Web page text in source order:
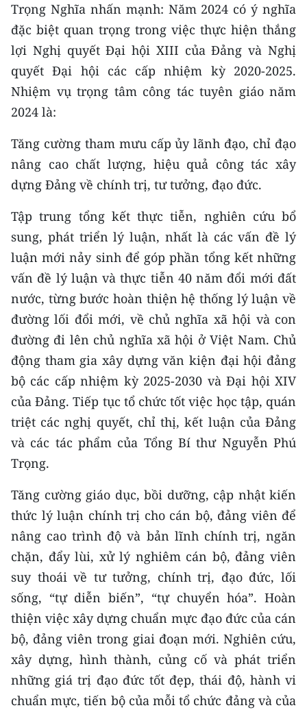
Trọng Nghĩa nhấn mạnh: Năm 2024 có ý nghĩa
đặc biệt quan trọng trong việc thực hiện thắng
lợi Nghị quyết Đại hội XIII của Đảng và Nghị
quyết Đại hội các cấp nhiệm kỳ 2020-2025.
Nhiệm vụ trọng tâm công tác tuyên giáo năm
2024 là:
Tăng cường tham mưu cấp ủy lãnh đạo, chỉ đạo
nâng cao chất lượng, hiệu quả công tác xây
dựng Đảng về chính trị, tư tưởng, đạo đức.
Tập trung tổng kết thực tiễn, nghiên cứu bổ
sung, phát triển lý luận, nhất là các vấn đề lý
luận mới nảy sinh để góp phần tổng kết những
vấn đề lý luận và thực tiễn 40 năm đổi mới đất
nước, từng bước hoàn thiện hệ thống lý luận về
đường lối đổi mới, về chủ nghĩa xã hội và con
đường đi lên chủ nghĩa xã hội ở Việt Nam. Chủ
động tham gia xây dựng văn kiện đại hội đảng
bộ các cấp nhiệm kỳ 2025-2030 và Đại hội XIV
của Đảng. Tiếp tục tổ chức tốt việc học tập, quán
triệt các nghị quyết, chỉ thị, kết luận của Đảng
và các tác phẩm của Tổng Bí thư Nguyễn Phú
Trọng.
Tăng cường giáo dục, bồi dưỡng, cập nhật kiến
thức lý luận chính trị cho cán bộ, đảng viên để
nâng cao trình độ và bản lĩnh chính trị, ngăn
chặn, đẩy lùi, xử lý nghiêm cán bộ, đảng viên
suy thoái về tư tưởng, chính trị, đạo đức, lối
sống, “tự diễn biến”, “tự chuyển hóa”. Hoàn
thiện việc xây dựng chuẩn mực đạo đức của cán
bộ, đảng viên trong giai đoạn mới. Nghiên cứu,
xây dựng, hình thành, củng cố và phát triển
những giá trị đạo đức tốt đẹp, thái độ, hành vi
chuẩn mực, tiến bộ của mỗi tổ chức đảng và của